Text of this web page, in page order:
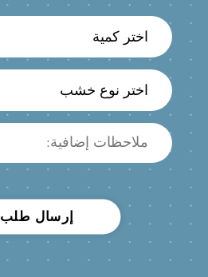
اختر كمية
اختر نوع خشب
إرسال طلب